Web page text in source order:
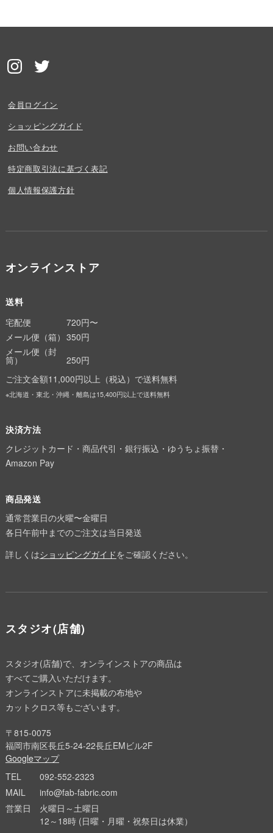
会員ログイン
ショッピングガイド
お問い合わせ
特定商取引法に基づく表記
個人情報保護方針
オンラインストア
送料
宅配便
720円〜
メール便（箱） 350円
メール便（封
筒）
250円
ご注文金額11,000円以上（税込）で送料無料
※北海道・東北・沖縄・離島は15,400円以上で送料無料
決済方法
クレジットカード・商品代引・銀行振込・ゆうちょ振替・
Amazon Pay
商品発送
通常営業日の火曜〜金曜日
各日午前中までのご注文は当日発送
詳しくはショッピングガイドをご確認ください。
スタジオ(店舗)
スタジオ(店舗)で、オンラインストアの商品は
すべてご購入いただけます。
オンラインストアに未掲載の布地や
カットクロス等もございます。
〒815-0075
福岡市南区長丘5-24-22長丘EMビル2F
Googleマップ
TEL
092-552-2323
MAIL
info@fab-fabric.com
営業日
火曜日～土曜日
12～18時 (日曜・月曜・祝祭日は休業）